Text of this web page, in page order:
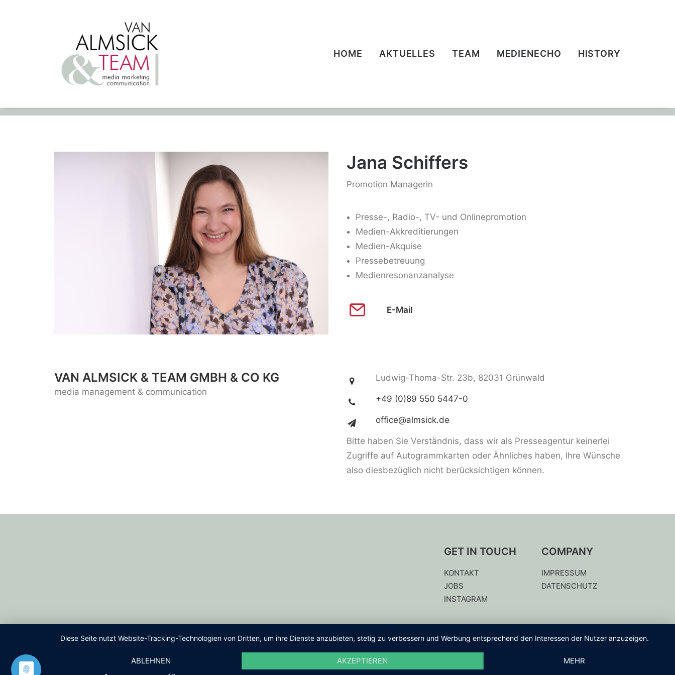
HOME AKTUELLES TEAM MEDIENECHO HISTORY
Jana Schiffers
Promotion Managerin
Presse-, Radio-, TV- und Onlinepromotion
Medien-Akkreditierungen
Medien-Akquise
Pressebetreuung
Medienresonanzanalyse
E-Mail
VAN ALMSICK & TEAM GMBH & CO KG
media management & communication
Ludwig-Thoma-Str. 23b, 82031 Grünwald
+49 (0)89 550 5447-0
office@almsick.de
Bitte haben Sie Verständnis, dass wir als Presseagentur keinerlei
Zugriffe auf Autogrammkarten oder Ähnliches haben, Ihre Wünsche
also diesbezüglich nicht berücksichtigen können.
GET IN TOUCH
KONTAKT
JOBS
INSTAGRAM
COMPANY
IMPRESSUM
DATENSCHUTZ
Diese Seite nutzt Website-Tracking-Technologien von Dritten, um ihre Dienste anzubieten, stetig zu verbessern und Werbung entsprechend den Interessen der Nutzer anzuzeigen.
ABLEHNEN AKZEPTIEREN MEHR